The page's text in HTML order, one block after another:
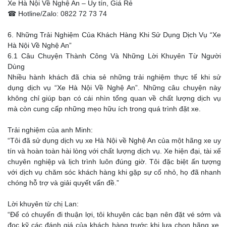
Xe Hà Nội Về Nghệ An – Uy tín, Giá Rẻ
☎ Hotline/Zalo: 0822 72 73 74
6. Những Trải Nghiệm Của Khách Hàng Khi Sử Dụng Dịch Vụ “Xe
Hà Nội Về Nghệ An”
6.1 Câu Chuyện Thành Công Và Những Lời Khuyên Từ Người
Dùng
Nhiều hành khách đã chia sẻ những trải nghiệm thực tế khi sử
dụng dịch vụ “Xe Hà Nội Về Nghệ An”. Những câu chuyện này
không chỉ giúp bạn có cái nhìn tổng quan về chất lượng dịch vụ
mà còn cung cấp những mẹo hữu ích trong quá trình đặt xe.
Trải nghiệm của anh Minh:
“Tôi đã sử dụng dịch vụ xe Hà Nội về Nghệ An của một hãng xe uy
tín và hoàn toàn hài lòng với chất lượng dịch vụ. Xe hiện đại, tài xế
chuyên nghiệp và lịch trình luôn đúng giờ. Tôi đặc biệt ấn tượng
với dịch vụ chăm sóc khách hàng khi gặp sự cố nhỏ, họ đã nhanh
chóng hỗ trợ và giải quyết vấn đề.”
Lời khuyên từ chị Lan:
“Để có chuyến đi thuận lợi, tôi khuyên các bạn nên đặt vé sớm và
đọc kỹ các đánh giá của khách hàng trước khi lựa chọn hãng xe.